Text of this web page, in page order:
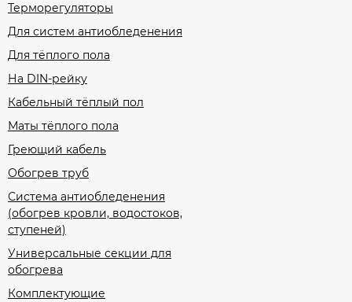
Терморегуляторы
Для систем антиобледенения
Для тёплого пола
На DIN-рейку
Кабельный тёплый пол
Маты тёплого пола
Греющий кабель
Обогрев труб
Система антиобледенения
(обогрев кровли, водостоков,
ступеней)
Универсальные секции для
обогрева
Комплектующие